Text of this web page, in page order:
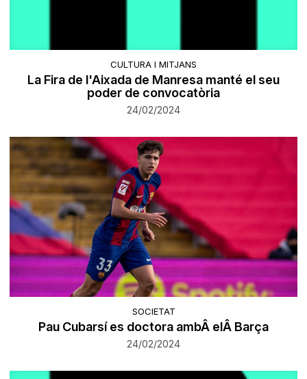
CULTURA I MITJANS
La Fira de l'Aixada de Manresa manté el seu
poder de convocatòria
24/02/2024
SOCIETAT
Pau Cubarsí es doctora ambÂ elÂ Barça
24/02/2024